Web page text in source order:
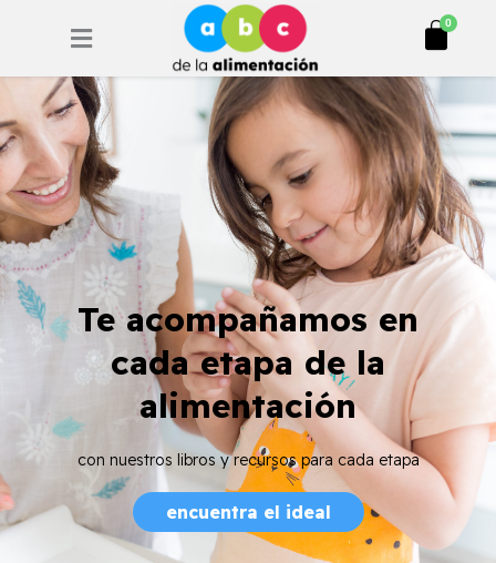
0
Cart
Te acompañamos en
cada etapa de la
alimentación
con nuestros libros y recursos para cada etapa
encuentra el ideal